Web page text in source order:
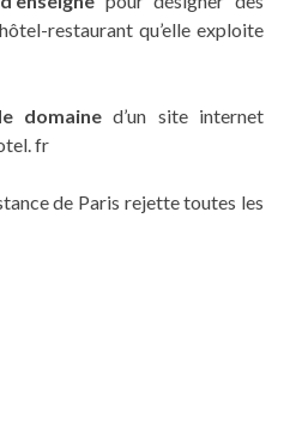
restaurant qu’elle exploite
domained’un site internet
fr
de Paris rejette toutes les